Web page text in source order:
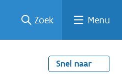
Zoek Menu
Snel naar